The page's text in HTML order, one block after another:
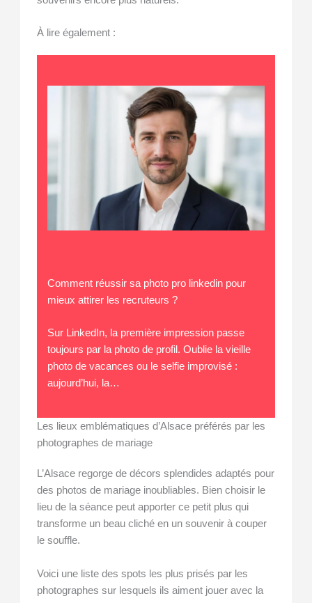
À lire également :
Comment réussir sa photo pro linkedin pour
mieux attirer les recruteurs ?
Sur LinkedIn, la première impression passe
toujours par la photo de profil. Oublie la vieille
photo de vacances ou le selfie improvisé :
aujourd’hui, la…
Les lieux emblématiques d’Alsace préférés par les
photographes de mariage
L’Alsace regorge de décors splendides adaptés pour
des photos de mariage inoubliables. Bien choisir le
lieu de la séance peut apporter ce petit plus qui
transforme un beau cliché en un souvenir à couper
le souffle.
Voici une liste des spots les plus prisés par les
photographes sur lesquels ils aiment jouer avec la